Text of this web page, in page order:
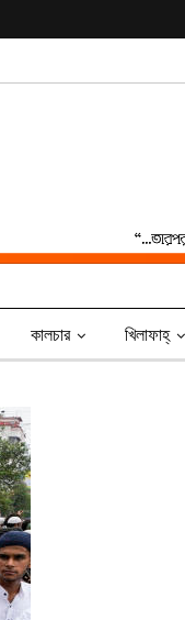
কালচার খিলাফাহ্‌